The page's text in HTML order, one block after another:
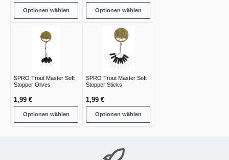
Optionen wählen Optionen wählen
SPRO Trout Master Soft
Stopper Olives
1,99 €
Optionen wählen
SPRO Trout Master Soft
Stopper Sticks
1,99 €
Optionen wählen